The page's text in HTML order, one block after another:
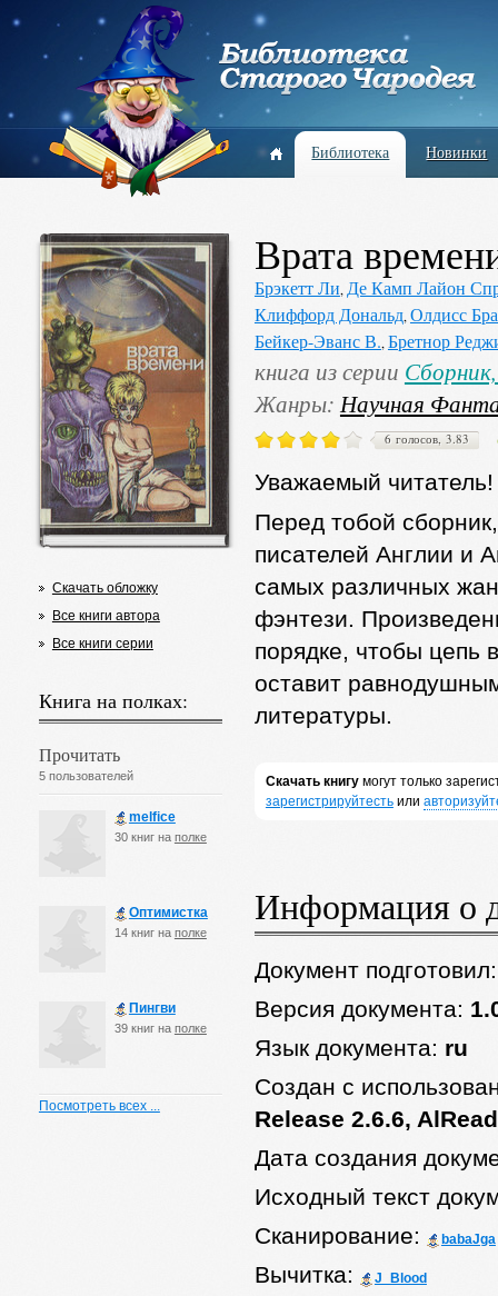
Библиотека Новинки
Скачать обложку
Все книги автора
Все книги серии
Книга на полках:
Прочитать
5 пользователей
melfice
30 книг на полке
Оптимистка
14 книг на полке
Пингви
39 книг на полке
Посмотреть всех ...
Врата
Брэкетт Ли, Де Камп Лайон
Клиффорд Дональд, Олдисс
Бейкер-Эванс В., Бретнор
книга из серии
Жанры:Научная
6 голосов, 3.83
Уважаемый читатель!
Перед тобой
писателей Англии и
самых различных
фэнтези.
порядке, чтобы цепь
оставит
литературы.
Скачать книгумогут только
зарегистрируйтестьили
Информация о
Документ
Версия документа:
Язык документа: ru
Создан с
Release 2.6.6,
Дата создания
Исходный текст
Сканирование:
babaJga
Вычитка: J_Blood